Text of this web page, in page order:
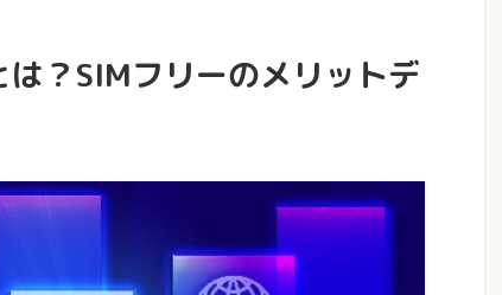
？SIMフリーのメリットデ